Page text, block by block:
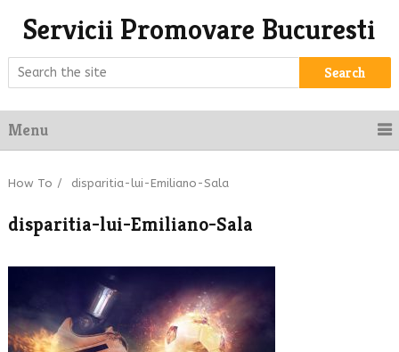
Servicii Promovare Bucuresti
Search
Menu
How To / disparitia-lui-Emiliano-Sala
disparitia-lui-Emiliano-Sala